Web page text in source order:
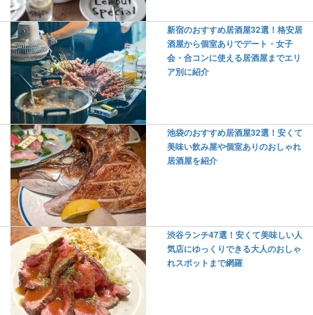
新宿のおすすめ居酒屋32選！格安居
酒屋から個室ありでデート・女子
会・合コンに使える居酒屋までエリ
ア別に紹介
池袋のおすすめ居酒屋32選！安くて
美味い飲み屋や個室ありのおしゃれ
居酒屋を紹介
渋谷ランチ47選！安くて美味しい人
気店にゆっくりできる大人のおしゃ
れスポットまで網羅